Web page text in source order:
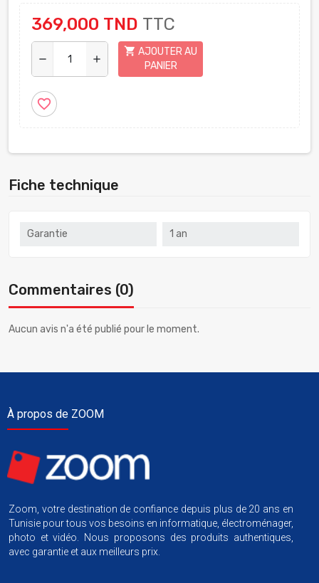
369,000 TND TTC
remove add
shopping_cart AJOUTER AU
PANIER
favorite_border
Fiche technique
Garantie 1 an
Commentaires (0)
Aucun avis n'a été publié pour le moment.
À propos de ZOOM
Zoom, votre destination de confiance depuis plus de 20 ans en
Tunisie pour tous vos besoins en informatique, électroménager,
photo et vidéo. Nous proposons des produits authentiques,
avec garantie et aux meilleurs prix.